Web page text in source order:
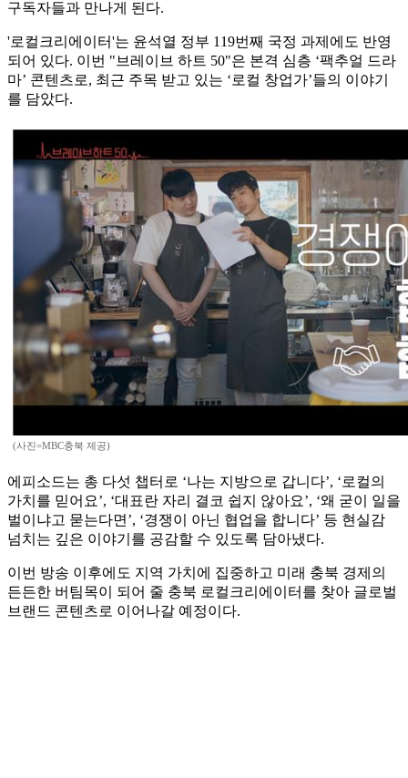
구독자들과 만나게 된다.
'로컬크리에이터'는 윤석열 정부 119번째 국정 과제에도 반영
되어 있다. 이번 "브레이브 하트 50"은 본격 심층 ‘팩추얼 드라
마’ 콘텐츠로, 최근 주목 받고 있는 ‘로컬 창업가’들의 이야기
를 담았다.
(사진=MBC충북 제공)
에피소드는 총 다섯 챕터로 ‘나는 지방으로 갑니다’, ‘로컬의
가치를 믿어요’, ‘대표란 자리 결코 쉽지 않아요’, ‘왜 굳이 일을
벌이냐고 묻는다면’, ‘경쟁이 아닌 협업을 합니다’ 등 현실감
넘치는 깊은 이야기를 공감할 수 있도록 담아냈다.
이번 방송 이후에도 지역 가치에 집중하고 미래 충북 경제의
든든한 버팀목이 되어 줄 충북 로컬크리에이터를 찾아 글로벌
브랜드 콘텐츠로 이어나갈 예정이다.